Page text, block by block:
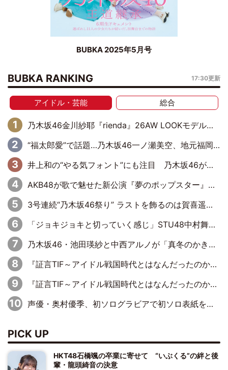
BUBKA 2025年5月号
BUBKA RANKING 17:30更新
アイドル・芸能 総合
乃木坂46金川紗耶『rienda』26AW LOOKモデルに就任
“福太郎愛”で話題…乃木坂46一ノ瀬美空、地元福岡『めんべい25周年トップサポーター』に就任
井上和の“やる気フォント”にも注目 乃木坂46が挑んだ書道パフォーマンスの舞台裏
AKB48が歌で魅せた新公演『夢のポップスター』 初日から全身全霊のステージ
3号連続“乃木坂46祭り” ラストを飾るのは賀喜遥香…5年ぶりの登場に「5年分大人になった私を見ていただけたら」
「ジョキジョキと切っていく感じ」STU48中村舞、新しい挑戦は自らの手で
乃木坂46・池田瑛紗と中西アルノが「真冬のかき氷」騒動で火花散らす！ 因縁の裏にあるのは、逆境をともに“凌”ぐ似た者同士の絆
『証言TIF～アイドル戦国時代とはなんだったのか～』第11回：私立恵比寿中学・真山りか×安本彩花「TIFで10年ぶりのキョンシーメイクをしたら、場を完全に引かせてしまって。時代が変わったんだなって」
『証言TIF～アイドル戦国時代とはなんだったのか～』第6回：でんぱ組.inc・古川未鈴×相沢梨紗「『ハロプロやりたかったな』って言ったら、夢眠ねむさんに『てめえはでんぱ組．incなんだよ！』って肩パンされて(笑)」
声優・奥村優季、初ソログラビアで初ソロ表紙を飾る！ 初めて見せる表情や、声優を志したきっかけなどを語った必読のインタビューを掲載
PICK UP
HKT48石橋颯の卒業に寄せて “いぶくる”の絆と後
輩・龍頭綺音の決意